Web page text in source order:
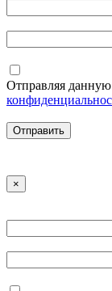
Отправляя
×